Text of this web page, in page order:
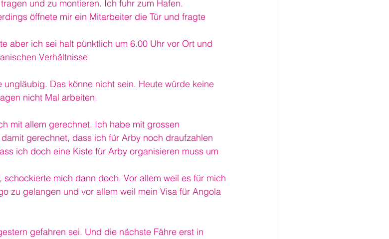
und zu montieren. Ich fuhr zum Hafen.
öffnete mir ein Mitarbeiter die Tür und fragte
aber ich sei halt pünktlich um 6.00 Uhr vor Ort und
Verhältnisse.
Das könne nicht sein. Heute würde keine
nicht Mal arbeiten.
mit allem gerechnet. Ich habe mit grossen
gerechnet, dass ich für Arby noch draufzahlen
ich doch eine Kiste für Arby organisieren muss um
mich dann doch. Vor allem weil es für mich
zu gelangen und vor allem weil mein Visa für Angola
gefahren sei. Und die nächste Fähre erst in